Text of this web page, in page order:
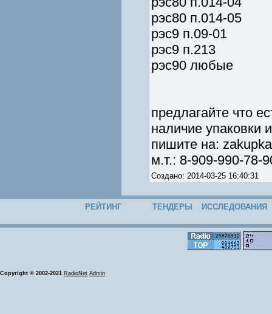
рэс80 п.014-05
рэс9 п.09-01
рэс9 п.213
рэс90 любые
предлагайте что
наличие упаковки
пишите на:
м.т.: 8-909-990-78-
Создано: 2014-03-25 16:40:31
РЕЙТИНГ ТЕНДЕРЫ ИССЛЕДОВАНИЯ
Copyright © 2002-2021 RadioNet Admin